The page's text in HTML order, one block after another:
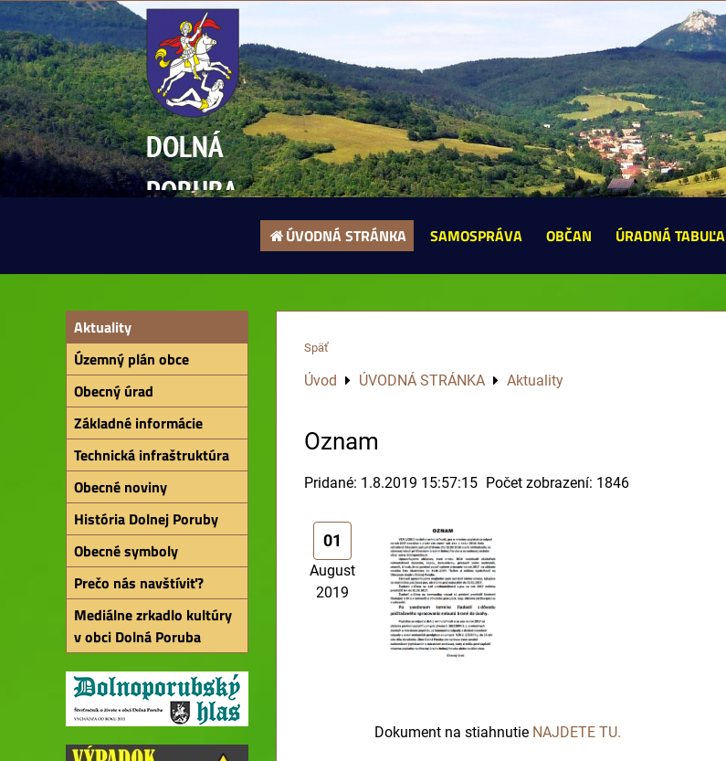
DOLNÁ
PORUBA
ÚVODNÁ STRÁNKA SAMOSPRÁVA OBČAN ÚRADNÁ TABUĽA
Späť
Úvod ÚVODNÁ STRÁNKA
Aktuality
Oznam
Pridané: 1.8.2019 15:57:15 Počet zobrazení: 1846
01
August
2019
Dokument na stiahnutie NAJDETE TU.
Aktuality
Územný plán obce
Obecný úrad
Základné informácie
Technická infraštruktúra
Obecné noviny
História Dolnej Poruby
Obecné symboly
Prečo nás navštíviť?
Mediálne zrkadlo kultúry
v obci Dolná Poruba